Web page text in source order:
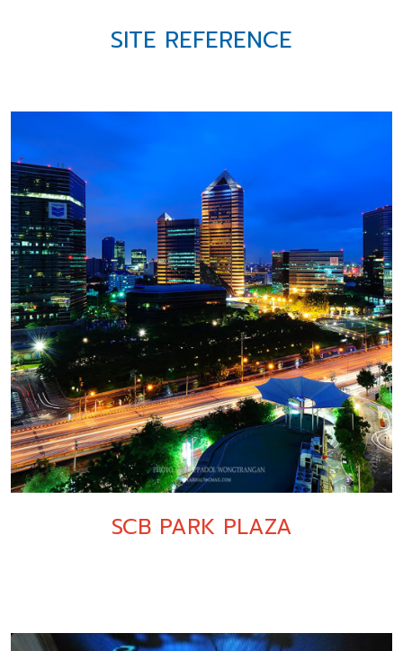
SITE REFERENCE
SCB PARK PLAZA